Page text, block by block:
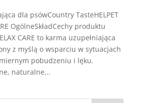
dla psówCountry TasteHELPET
OgólneSkładCechy produktu
CARE to karma uzupełniająca
z myślą o wsparciu w sytuacjach
pobudzeniu i lęku.
naturalne...